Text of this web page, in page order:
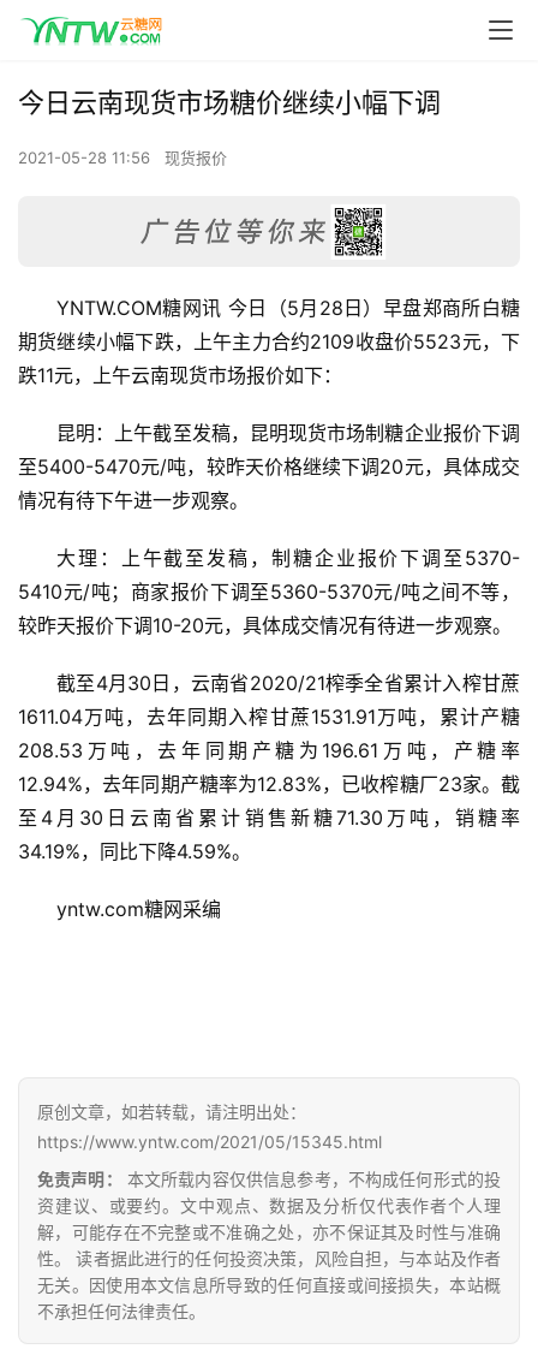
网
公
众
现
货
报
价
今日云南现货市场糖价继续小幅下调
2021-05-28 11:56 现货报价
YNTW.COM糖网讯 今日（5月28日）早盘郑商所白糖
期货继续小幅下跌，上午主力合约2109收盘价5523元，下
跌11元，上午云南现货市场报价如下：
昆明：上午截至发稿，昆明现货市场制糖企业报价下调
至5400-5470元/吨，较昨天价格继续下调20元，具体成交
情况有待下午进一步观察。
大理：上午截至发稿，制糖企业报价下调至5370-
5410元/吨；商家报价下调至5360-5370元/吨之间不等，
较昨天报价下调10-20元，具体成交情况有待进一步观察。
截至4月30日，云南省2020/21榨季全省累计入榨甘蔗
1611.04万吨，去年同期入榨甘蔗1531.91万吨，累计产糖
208.53万吨，去年同期产糖为196.61万吨，产糖率
12.94%，去年同期产糖率为12.83%，已收榨糖厂23家。截
至4月30日云南省累计销售新糖71.30万吨，销糖率
34.19%，同比下降4.59%。
yntw.com糖网采编
原创文章，如若转载，请注明出处：
https://www.yntw.com/2021/05/15345.html
免责声明：
本文所载内容仅供信息参考，不构成任何形式的投
资建议、或要约。文中观点、数据及分析仅代表作者个人理
解，可能存在不完整或不准确之处，亦不保证其及时性与准确
性。 读者据此进行的任何投资决策，风险自担，与本站及作者
无关。因使用本文信息所导致的任何直接或间接损失，本站概
不承担任何法律责任。